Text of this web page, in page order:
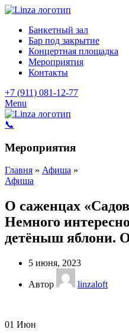
Банкетный зал
Бар под закрытие
Концертная площадка
Мероприятия
Контакты
+7 (911) 081-12-77
Menu
📞
Мероприятия
Главня » Афиша »
Афиша
О саженцах
Немного
детёныш яблони.
5 июня, 2023
Автор linzaloft
01 Июн